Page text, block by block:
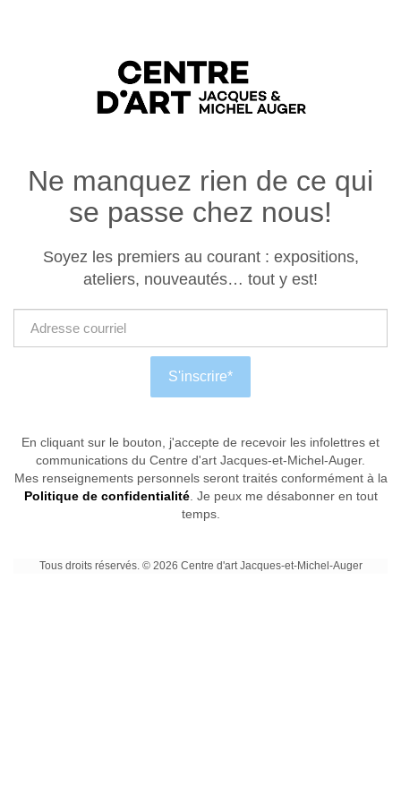
Ne manquez rien de ce qui
se passe chez nous!
Soyez les premiers au courant : expositions,
ateliers, nouveautés… tout y est!
En cliquant sur le bouton, j'accepte de recevoir les infolettres et
communications du Centre d'art Jacques-et-Michel-Auger.
Mes renseignements personnels seront traités conformément à la
Politique de confidentialité. Je peux me désabonner en tout
temps.
Tous droits réservés. © 2026 Centre d'art Jacques-et-Michel-Auger